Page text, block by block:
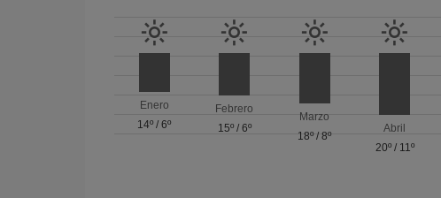
Enero
14º /6º
Febrero
15º/ 6º
Marzo
18º/8º
Abril
20º/ 11º